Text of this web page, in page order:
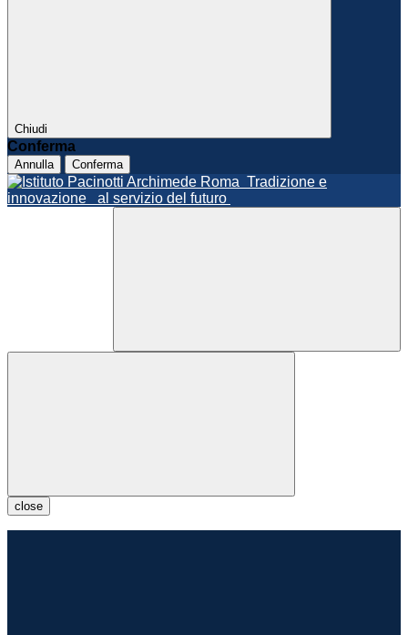
Chiudi
Conferma
Annulla Conferma
Roma Tradizione e
innovazione
al servizio del futuro
close